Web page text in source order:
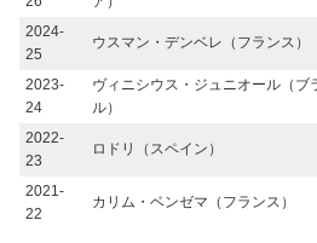
2024-
25
ウスマン・デンベレ（フランス）
2023-
24
ヴィニシウス・ジュニオール（ブ
ル）
2022-
23
ロドリ（スペイン）
2021-
22
カリム・ベンゼマ（フランス）